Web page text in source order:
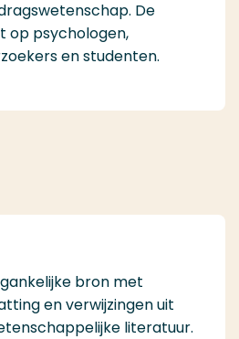
De
op psychologen,
en studenten.
and Behavioral
bron met
en verwijzingen uit
literatuur.